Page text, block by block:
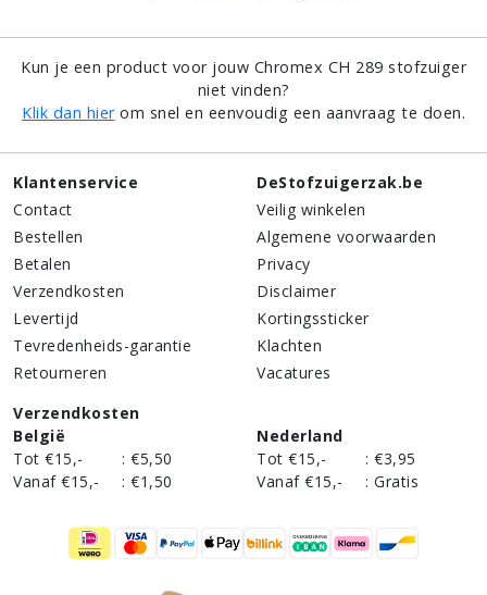
Kun je een product voor jouw Chromex CH 289 stofzuiger
niet vinden?
Klik dan hierom snel en eenvoudig een aanvraag te doen.
Klantenservice
Contact
Bestellen
Betalen
Verzendkosten
Levertijd
Tevredenheids-garantie
Retourneren
DeStofzuigerzak.be
Veilig winkelen
Algemene voorwaarden
Privacy
Disclaimer
Kortingssticker
Klachten
Vacatures
Verzendkosten
België
Tot €15,-
: €5,50
Vanaf €15,-
: €1,50
Nederland
Tot €15,-
: €3,95
Vanaf €15,-
: Gratis